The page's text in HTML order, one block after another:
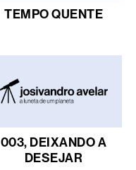
TEMPO QUENTE
003, DEIXANDO A
DESEJAR